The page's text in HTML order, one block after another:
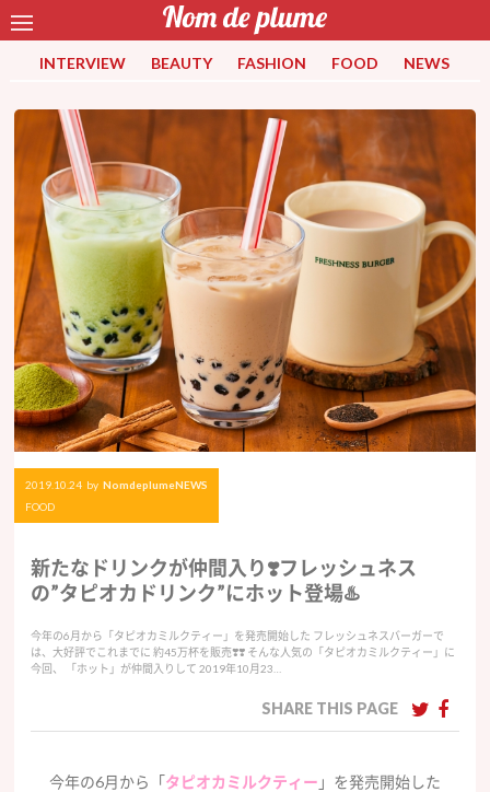
INTERVIEW BEAUTY FASHION FOOD NEWS
2019.10.24 by NomdeplumeNEWS
FOOD
新たなドリンクが仲間入り❣️フレッシュネス
の”タピオカドリンク”にホット登場♨️
今年の6月から「タピオカミルクティー」を発売開始した フレッシュネスバーガーで
は、大好評でこれまでに 約45万杯を販売❣️❣️ そんな人気の「タピオカミルクティー」に
今回、 「ホット」が仲間入りして 2019年10月23…
SHARE THIS PAGE
今年の6月から「タピオカミルクティー 」を発売開始した